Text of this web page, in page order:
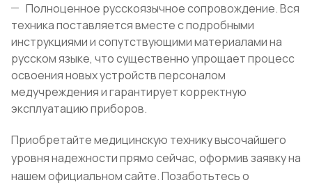
Полноценное русскоязычное сопровождение. Вся
техника поставляется вместе с подробными
инструкциями и сопутствующими материалами на
русском языке, что существенно упрощает процесс
освоения новых устройств персоналом
медучреждения и гарантирует корректную
эксплуатацию приборов.
Приобретайте медицинскую технику высочайшего
уровня надежности прямо сейчас, оформив заявку на
нашем официальном сайте. Позаботьтесь о